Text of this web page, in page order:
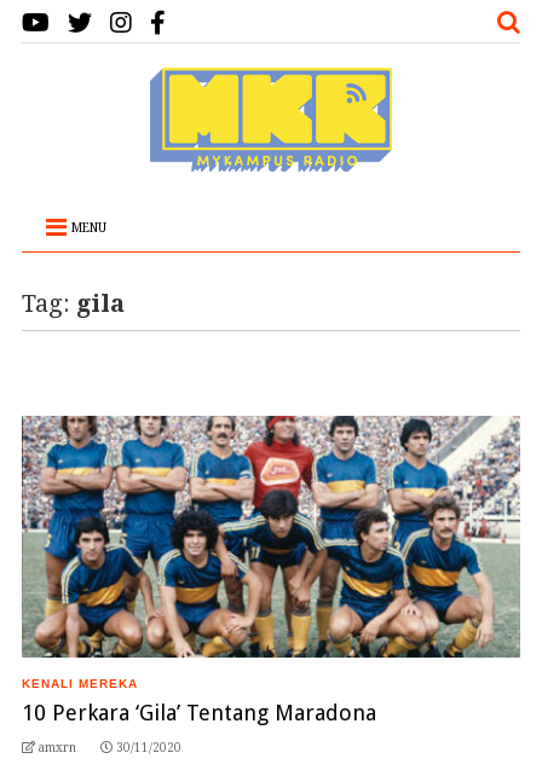
MENU
Tag: gila
KENALI MEREKA
10 Perkara ‘Gila’ Tentang Maradona
amxrn 30/11/2020